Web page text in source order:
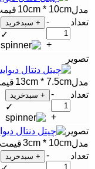
10cm * 10cm
-
+
+ سبدخرید
✓
13cm * 7.5cm
-
+
+ سبدخرید
✓
3cm * 10cm
-
+ سبدخرید